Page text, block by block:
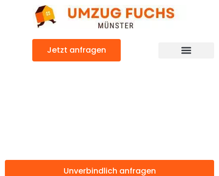
Jetzt anfragen
Unverbindlich anfragen